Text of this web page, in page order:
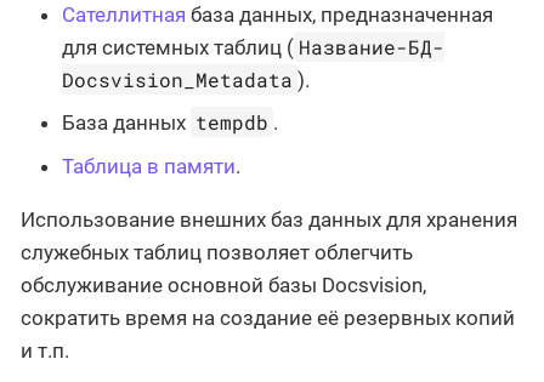
Сателлитная база данных, предназначенная
для системных таблиц ( Название-БД-
Docsvision_Metadata ).
База данных tempdb .
Таблица в памяти.
Использование внешних баз данных для хранения
служебных таблиц позволяет облегчить
обслуживание основной базы Docsvision,
сократить время на создание её резервных копий
и т.п.